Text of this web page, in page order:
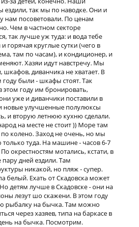
ездили, так мы по наводке. Они и
нам посоветовали. По ценам
Чем в частном секторе
так лучше уж туда: и вода тебе
горячая круглые сутки (чего в
там по часам), и кондиционер, и
Хазяи идут навстречу. Мы
шкафов, диванчика не хватает. В
были - шкафы стоят. Так
этом году им бронировать,
уже и диванчики поставили в
новые улучшенные полулюксы
и вторую летнюю кухню сделали.
на месте не стоит )) Море там
по колено. Заход не очень, но мы
только туда. На машине - часов 6-7
окрестностям мотались, кстати, в
дней ездили. Там
никакой, но пляж - супер.
белый. Ехать от Скадовска может
детям лучше в Скадовске - они на
лезут шо скажени. В этом году
рыбалку на бычка. Там можно
через хазяев, типа на баркасе в
на бычка. Посмотрим.